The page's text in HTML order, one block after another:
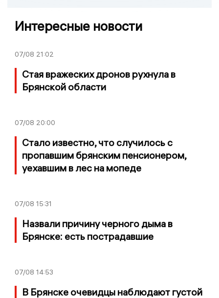
Интересные новости
07/08 21:02
Стая вражеских дронов рухнула в
Брянской области
07/08 20:00
Стало известно, что случилось с
пропавшим брянским пенсионером,
уехавшим в лес на мопеде
07/08 15:31
Назвали причину черного дыма в
Брянске: есть пострадавшие
07/08 14:53
В Брянске очевидцы наблюдают густой